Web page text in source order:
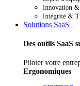
Innovation
Intégrité &
Solutions SaaS
Des outils SaaS
Piloter votre
Ergonomiques